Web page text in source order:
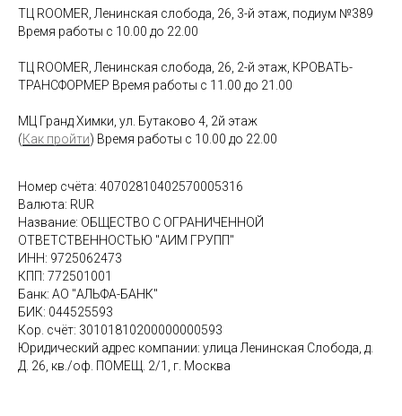
ТЦ ROOMER, Ленинская слобода, 26, 3-й этаж, подиум №389
Время работы с 10.00 до 22.00
ТЦ ROOMER, Ленинская слобода, 26, 2-й этаж, КРОВАТЬ-
ТРАНСФОРМЕР Время работы с 11.00 до 21.00
МЦ Гранд Химки, ул. Бутаково 4, 2й этаж
(Как пройти) Время работы с 10.00 до 22.00
Номер счёта: 40702810402570005316
Валюта: RUR
Название: ОБЩЕСТВО С ОГРАНИЧЕННОЙ
ОТВЕТСТВЕННОСТЬЮ "АИМ ГРУПП"
ИНН: 9725062473
КПП: 772501001
Банк: АО "АЛЬФА-БАНК"
БИК: 044525593
Кор. счёт: 30101810200000000593
Юридический адрес компании: улица Ленинская Слобода, д.
Д. 26, кв./оф. ПОМЕЩ. 2/1, г. Москва